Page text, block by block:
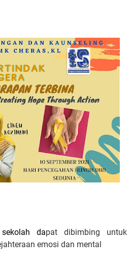
dapat dibimbing untuk
emosi dan mental